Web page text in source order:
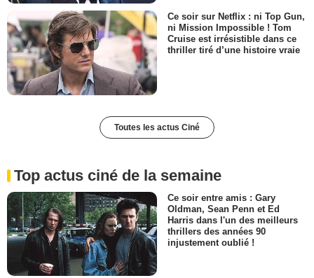
Ce soir sur Netflix : ni Top Gun,
ni Mission Impossible ! Tom
Cruise est irrésistible dans ce
thriller tiré d’une histoire vraie
Toutes les actus Ciné
Top actus ciné de la semaine
Ce soir entre amis : Gary
Oldman, Sean Penn et Ed
Harris dans l'un des meilleurs
thrillers des années 90
injustement oublié !